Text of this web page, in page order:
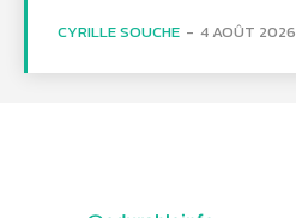
CYRILLE SOUCHE - 4 AOÛT 2026